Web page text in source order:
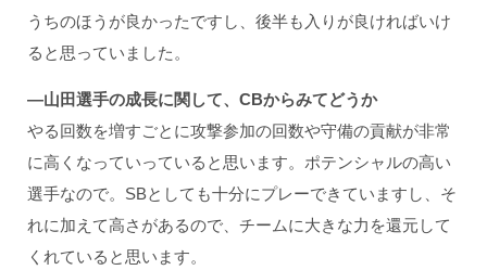
うちのほうが良かったですし、後半も入りが良ければいけ
ると思っていました。
―山田選手の成長に関して、CBからみてどうか
やる回数を増すごとに攻撃参加の回数や守備の貢献が非常
に高くなっていっていると思います。ポテンシャルの高い
選手なので。SBとしても十分にプレーできていますし、そ
れに加えて高さがあるので、チームに大きな力を還元して
くれていると思います。